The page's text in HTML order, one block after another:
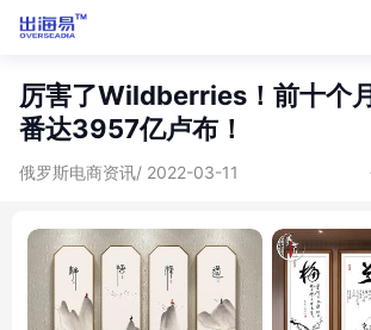
厉害了Wildberries！前十个
番达3957亿卢布！
俄罗斯电商资讯/ 2022-03-11